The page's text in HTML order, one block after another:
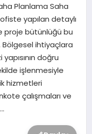
Planlama Saha
yapılan detaylı
proje bütünlüğü bu
Bölgesel ihtiyaçlara
doğru
işlenmesiyle
hizmetleri
çalışmaları ve